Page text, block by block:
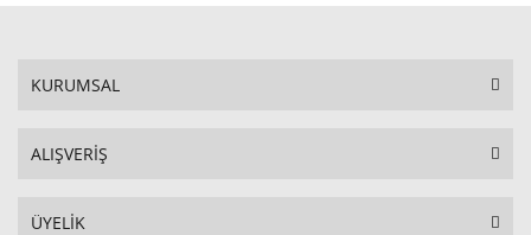
KURUMSAL
ALIŞVERİŞ
ÜYELİK